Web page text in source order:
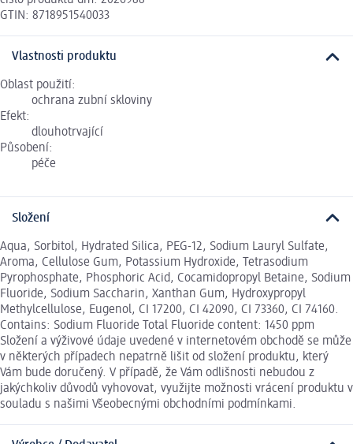
GTIN: 8718951540033
Vlastnosti produktu
Oblast použití:
ochrana zubní skloviny
Efekt:
dlouhotrvající
Působení:
péče
Složení
Aqua, Sorbitol, Hydrated Silica, PEG-12, Sodium Lauryl Sulfate,
Aroma, Cellulose Gum, Potassium Hydroxide, Tetrasodium
Pyrophosphate, Phosphoric Acid, Cocamidopropyl Betaine, Sodium
Fluoride, Sodium Saccharin, Xanthan Gum, Hydroxypropyl
Methylcellulose, Eugenol, CI 17200, CI 42090, CI 73360, CI 74160.
Contains: Sodium Fluoride Total Fluoride content: 1450 ppm
Složení a výživové údaje uvedené v internetovém obchodě se může
v některých případech nepatrně lišit od složení produktu, který
Vám bude doručený. V případě, že Vám odlišnosti nebudou z
jakýchkoliv důvodů vyhovovat, využijte možnosti vrácení produktu v
souladu s našimi Všeobecnými obchodními podmínkami.